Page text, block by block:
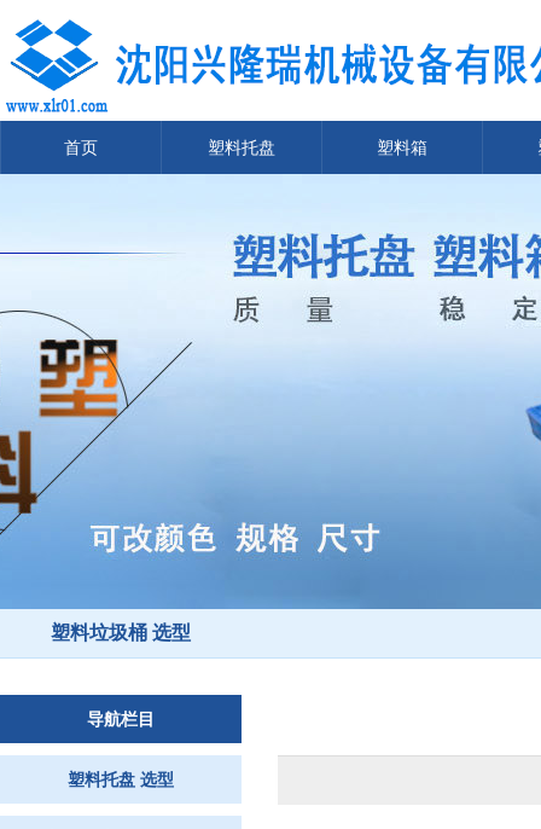
首页 塑料托盘 塑料箱
塑料垃圾桶 选型
导航栏目
塑料托盘 选型